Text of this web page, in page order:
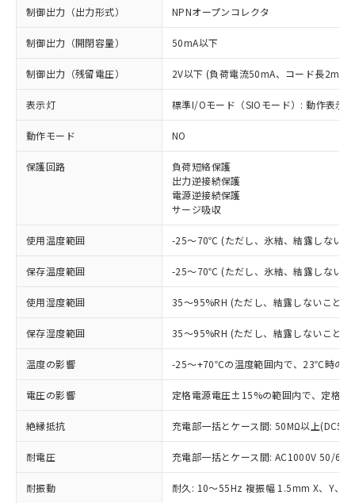
制御出力（出力形式） NPNオープンコレクタ
制御出力（開閉容量） 50mA以下
制御出力（残留電圧） 2V以下 (負荷電流50mA、コード長2m時)
表示灯 標準I/Oモード（SIOモード）: 動作表示
動作モード NO
保護回路
負荷短絡保護
出力逆接続保護
電源逆接続保護
サージ吸収
使用温度範囲 -25～70℃ (ただし、氷結、結露しないこ
保存温度範囲 -25～70℃ (ただし、氷結、結露しないこ
使用湿度範囲 35～95%RH (ただし、結露しないこと)
保存湿度範囲 35～95%RH (ただし、結露しないこと)
温度の影響 -25～+70℃の温度範囲内で、23℃時の
電圧の影響 定格電源電圧±15%の範囲内で、定格
絶縁抵抗 充電部一括とケース間: 50MΩ以上
耐電圧 充電部一括とケース間: AC1000V 50/
耐振動 耐久: 10～55Hz 複振幅 1.5mm X、Y、Z
ご利用条件
以下の条件をお読みいただき、同意のうえ
本サービスは、当社制御機器事業取扱
商品の当社在庫状況および標準価格
(税抜)を提供させていただくもので
当社制御機器事業取扱商品の中には、
本サービスの対象外となる商品もある
ことをご了承ください。
在庫状況および標準価格照会結果は、
記載している更新日時点での社内デー
※1 対応状況
対応済み：EU RoHS指令（10物質）の
非含有に対応した製品が提供可能な商品で
対応予定：EU RoHS指令（10物質）の非含
商品です。
対応予定なし：EU RoHS指令（10物質）の
非含有に非対応の商品で、対応品を出す予
定はありません。
調査・確認中：EU RoHS指令（10物質）の
非含有の対応状況を調査中または確認中の
非該当品：ライセンス料など無形物で、有
害物質有無と関係のない商品です。
仕入先様の事情により、非含有部品として
いたものが、含有品と判明した場合などや
むを得ず変更することがあります。
*EU RoHS指令（10物質）：
※1 中国RoHS○×表
「○」：最大均質材料含有率が中国RoHSの
基準値以下であることを示します。
「×」：最大均質材料含有率が中国RoHSの
基準値を超えていることを示します。
「－」：未確認です。当社販売部門へお問
い合わせください。
当社は、これら貴社製品のうち、外国
為替および外国貿易法に定める商品
（以下｢規制貨物等」という）を輸出